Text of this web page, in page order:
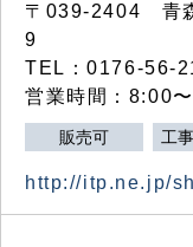
〒039-2404 青
9
TEL：0176-56-
営業時間：8:00
販売可 工
http://itp.ne.jp/